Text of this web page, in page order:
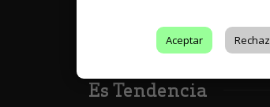
Es Tendencia
Aceptar